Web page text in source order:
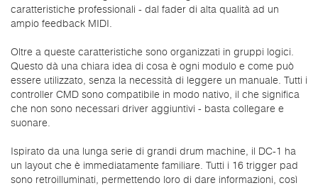
caratteristiche professionali - dal fader di alta qualità ad un
ampio feedback MIDI.
Oltre a queste caratteristiche sono organizzati in gruppi logici.
Questo dà una chiara idea di cosa è ogni modulo e come può
essere utilizzato, senza la necessità di leggere un manuale. Tutti i
controller CMD sono compatibile in modo nativo, il che significa
che non sono necessari driver aggiuntivi - basta collegare e
suonare.
Ispirato da una lunga serie di grandi drum machine, il DC-1 ha
un layout che è immediatamente familiare. Tutti i 16 trigger pad
sono retroilluminati, permettendo loro di dare informazioni, così